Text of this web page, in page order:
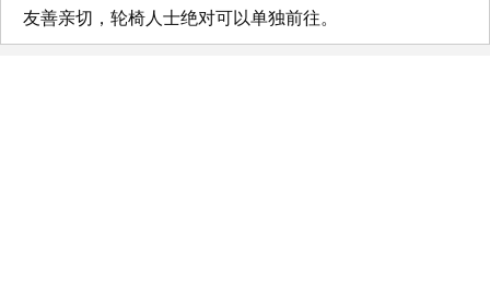
友善亲切，轮椅人士绝对可以单独前往。